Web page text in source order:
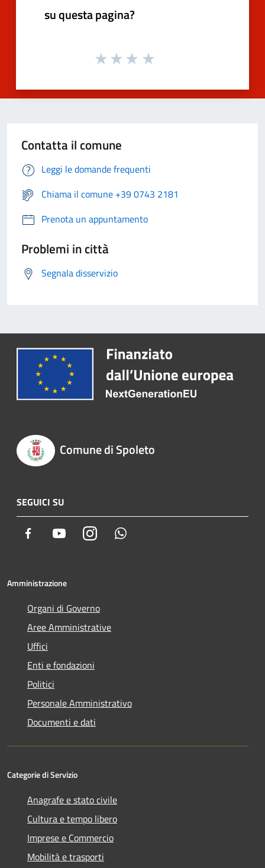
su questa pagina?
Contatta il comune
Leggi le domande frequenti
Chiama il comune +39 0743 2181
Prenota un appuntamento
Problemi in città
Segnala disservizio
Comune di Spoleto
SEGUICI SU
Facebook YoutubeInstagram
Amministrazione
Organi di Governo
Aree Amministrative
Uffici
Enti e fondazioni
Politici
Personale Amministrativo
Documenti e dati
Categorie di Servizio
Anagrafe e stato civile
Cultura e tempo libero
Imprese e Commercio
Mobilità e trasporti